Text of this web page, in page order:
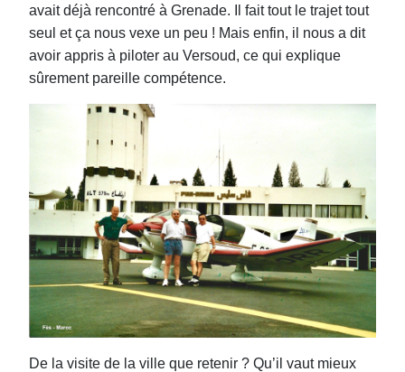
avait déjà rencontré à Grenade. Il fait tout le trajet tout
seul et ça nous vexe un peu ! Mais enfin, il nous a dit
avoir appris à piloter au Versoud, ce qui explique
sûrement pareille compétence.
De la visite de la ville que retenir ? Qu’il vaut mieux